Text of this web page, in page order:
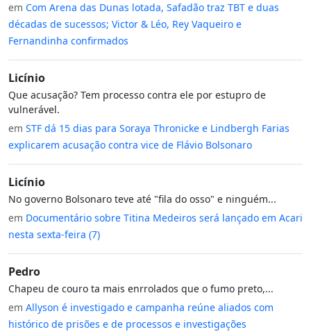
em Com Arena das Dunas lotada, Safadão traz TBT e duas
décadas de sucessos; Victor & Léo, Rey Vaqueiro e
Fernandinha confirmados
Licínio
Que acusação? Tem processo contra ele por estupro de
vulnerável.
em STF dá 15 dias para Soraya Thronicke e Lindbergh Farias
explicarem acusação contra vice de Flávio Bolsonaro
Licínio
No governo Bolsonaro teve até "fila do osso" e ninguém...
em Documentário sobre Titina Medeiros será lançado em Acari
nesta sexta-feira (7)
Pedro
Chapeu de couro ta mais enrrolados que o fumo preto,...
em Allyson é investigado e campanha reúne aliados com
histórico de prisões e de processos e investigações